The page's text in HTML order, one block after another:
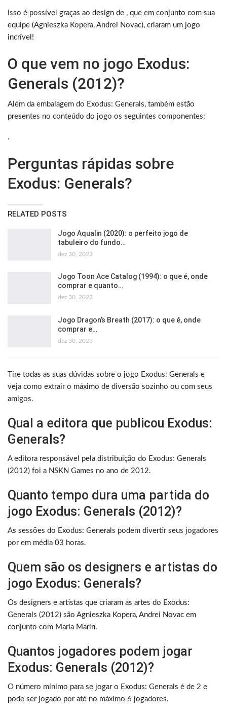
Isso é possível graças ao design de , que em conjunto com sua
equipe (Agnieszka Kopera, Andrei Novac), criaram um jogo
incrível!
O que vem no jogo Exodus:
Generals (2012)?
Além da embalagem do Exodus: Generals, também estão
presentes no conteúdo do jogo os seguintes componentes:
.
Perguntas rápidas sobre
Exodus: Generals?
RELATED POSTS
Jogo Aqualin (2020): o perfeito jogo de
tabuleiro do fundo…
dez 30, 2023
Jogo Toon Ace Catalog (1994): o que é, onde
comprar e quanto…
dez 30, 2023
Jogo Dragon’s Breath (2017): o que é, onde
comprar e…
dez 30, 2023
Tire todas as suas dúvidas sobre o jogo Exodus: Generals e
veja como extrair o máximo de diversão sozinho ou com seus
amigos.
Qual a editora que publicou Exodus:
Generals?
A editora responsável pela distribuição do Exodus: Generals
(2012) foi a NSKN Games no ano de 2012.
Quanto tempo dura uma partida do
jogo Exodus: Generals (2012)?
As sessões do Exodus: Generals podem divertir seus jogadores
por em média 03 horas.
Quem são os designers e artistas do
jogo Exodus: Generals?
Os designers e artistas que criaram as artes do Exodus:
Generals (2012) são Agnieszka Kopera, Andrei Novac em
conjunto com Maria Marin.
Quantos jogadores podem jogar
Exodus: Generals (2012)?
O número mínimo para se jogar o Exodus: Generals é de 2 e
pode ser jogado por até no máximo 6 jogadores.